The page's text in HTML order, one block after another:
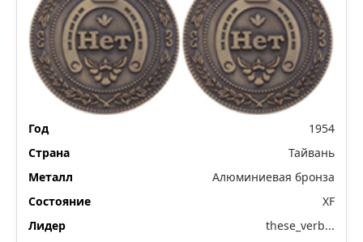
1954
Тайвань
Алюминиевая бронза
XF
these_verb...